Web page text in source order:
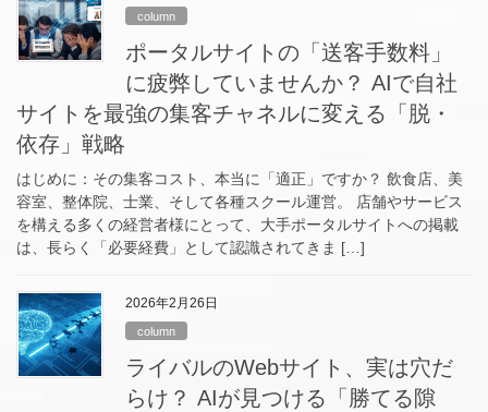
column
ポータルサイトの「送客手数料」
に疲弊していませんか？ AIで自社
サイトを最強の集客チャネルに変える「脱・
依存」戦略
はじめに：その集客コスト、本当に「適正」ですか？ 飲食店、美
容室、整体院、士業、そして各種スクール運営。 店舗やサービス
を構える多くの経営者様にとって、大手ポータルサイトへの掲載
は、長らく「必要経費」として認識されてきま […]
2026年2月26日
column
ライバルのWebサイト、実は穴だ
らけ？ AIが見つける「勝てる隙